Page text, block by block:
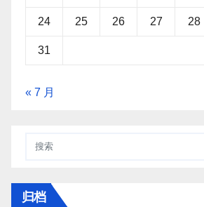
24 25 26 27 28
31
« 7 月
归档